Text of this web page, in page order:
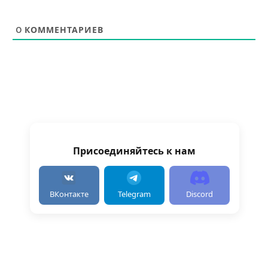
0 КОММЕНТАРИЕВ
Присоединяйтесь к нам
ВКонтакте Telegram Discord